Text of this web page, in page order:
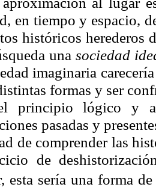
en tiempo y espacio,
históricos herederos
unasociedad
imaginaria
formas y ser
principio lógico y
pasadas y
de comprender las
de
esta sería una forma